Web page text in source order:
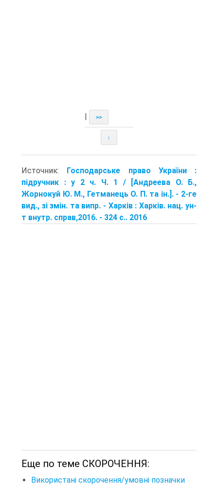
>>
↑
Источник: Господарське право України :
підручник : у 2 ч. Ч. 1 / [Андреева О. Б.,
Жорнокуй Ю. М., Гетманець О. П. та ін.]. - 2-ге
вид., зі змін. та випр. - Харків : Харків. нац. ун-
т внутр. справ,2016. - 324 с.. 2016
Еще по теме СКОРОЧЕННЯ:
Використані скорочення/умовні позначки